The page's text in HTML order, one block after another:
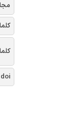
doi یا شناسه دیجیتال